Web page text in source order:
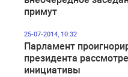
примут
25-07-2014, 10:32
Парламент
президента
инициативы